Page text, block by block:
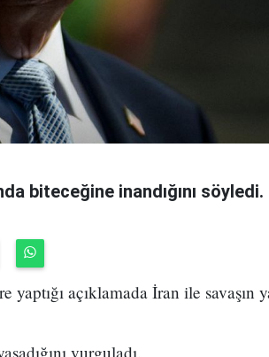
biteceğine inandığını söyledi.
açıklamada İran ile savaşın
vurguladı.